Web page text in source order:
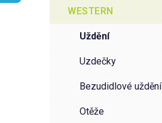
WESTERN
uždění
uzdečky
bezudidlové uždění
otěže